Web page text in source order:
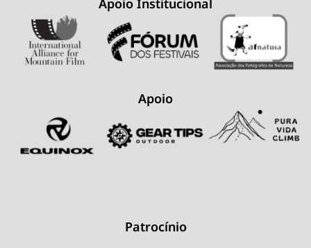
Apoio Institucional
Apoio
Patrocínio